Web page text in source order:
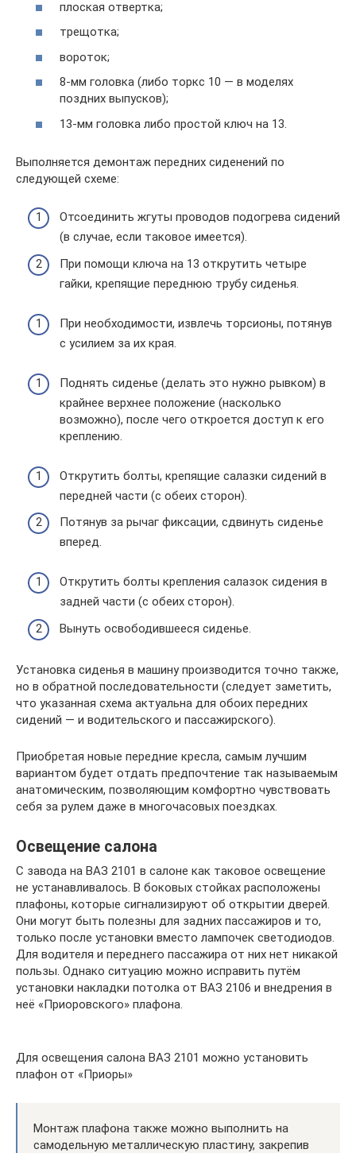
плоская отвертка;
трещотка;
вороток;
8-мм головка (либо торкс 10 — в моделях
поздних выпусков);
13-мм головка либо простой ключ на 13.
Выполняется демонтаж передних сиденений по
следующей схеме:
Отсоединить жгуты проводов подогрева сидений
(в случае, если таковое имеется).
При помощи ключа на 13 открутить четыре
гайки, крепящие переднюю трубу сиденья.
При необходимости, извлечь торсионы, потянув
с усилием за их края.
Поднять сиденье (делать это нужно рывком) в
крайнее верхнее положение (насколько
возможно), после чего откроется доступ к его
креплению.
Открутить болты, крепящие салазки сидений в
передней части (с обеих сторон).
Потянув за рычаг фиксации, сдвинуть сиденье
вперед.
Открутить болты крепления салазок сидения в
задней части (с обеих сторон).
Вынуть освободившееся сиденье.
Установка сиденья в машину производится точно также,
но в обратной последовательности (следует заметить,
что указанная схема актуальна для обоих передних
сидений — и водительского и пассажирского).
Приобретая новые передние кресла, самым лучшим
вариантом будет отдать предпочтение так называемым
анатомическим, позволяющим комфортно чувствовать
себя за рулем даже в многочасовых поездках.
Освещение салона
С завода на ВАЗ 2101 в салоне как таковое освещение
не устанавливалось. В боковых стойках расположены
плафоны, которые сигнализируют об открытии дверей.
Они могут быть полезны для задних пассажиров и то,
только после установки вместо лампочек светодиодов.
Для водителя и переднего пассажира от них нет никакой
пользы. Однако ситуацию можно исправить путём
установки накладки потолка от ВАЗ 2106 и внедрения в
неё «Приоровского» плафона.
Для освещения салона ВАЗ 2101 можно установить
плафон от «Приоры»
Монтаж плафона также можно выполнить на
самодельную металлическую пластину, закрепив